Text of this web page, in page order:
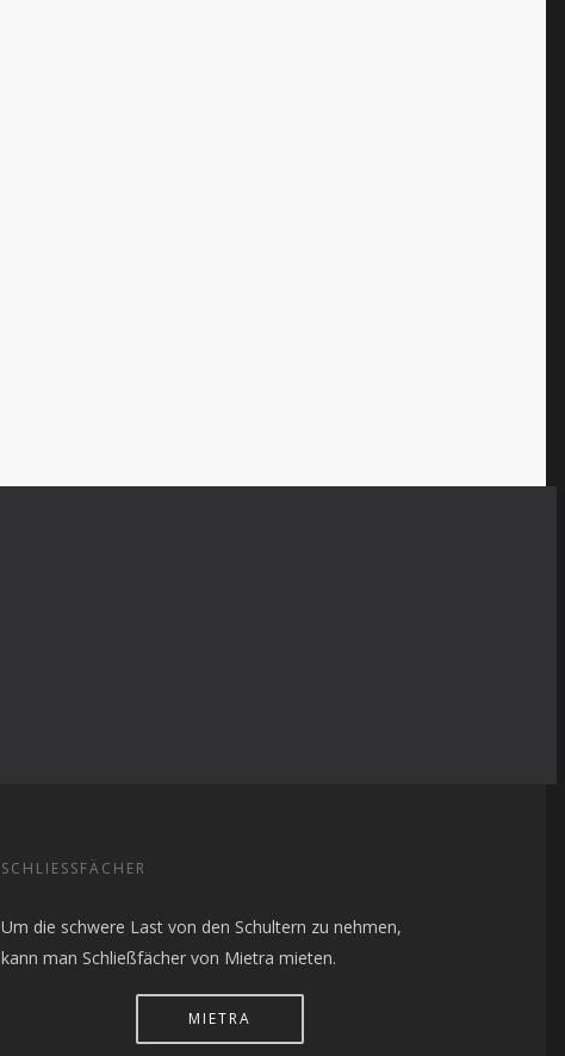
SCHLIESSFÄCHER
Um die schwere Last von den Schultern zu nehmen,
kann man Schließfächer von Mietra mieten.
MIETRA